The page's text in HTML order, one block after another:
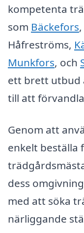
kompetenta
som Bäckefors
Håfreströms,
Munkfors, och
ett brett utbud
till att
Genom att
enkelt beställa
dess
med att söka
närliggande